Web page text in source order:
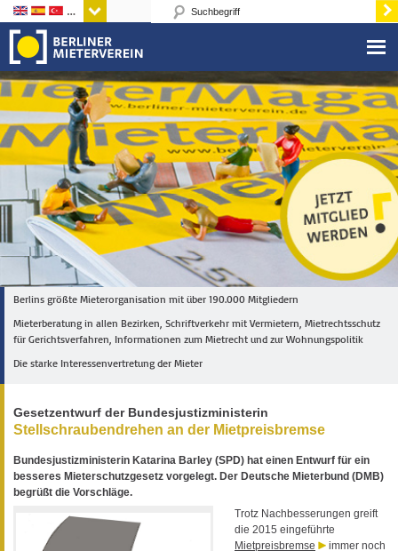
Sprachen
Berlins größte Mieterorganisation mit über 190.000 Mitgliedern
Mieterberatung in allen Bezirken, Schriftverkehr mit Vermietern, Mietrechtsschutz
für Gerichtsverfahren, Informationen zum Mietrecht und zur Wohnungspolitik
Die starke Interessenvertretung der Mieter
Gesetzentwurf der Bundesjustizministerin
Stellschraubendrehen an der Mietpreisbremse
Bundesjustizministerin Katarina Barley (SPD) hat einen Entwurf für ein
besseres Mieterschutzgesetz vorgelegt. Der Deutsche Mieterbund (DMB)
begrüßt die Vorschläge.
Trotz Nachbesserungen greift
die 2015 eingeführte
Mietpreisbremse
immer noch